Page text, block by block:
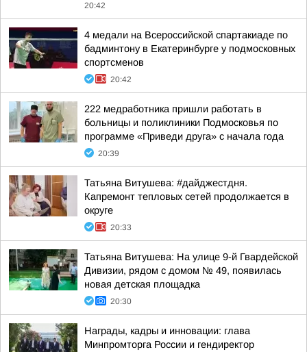
20:42
4 медали на Всероссийской спартакиаде по
бадминтону в Екатеринбурге у подмосковных
спортсменов
20:42
222 медработника пришли работать в
больницы и поликлиники Подмосковья по
программе «Приведи друга» с начала года
20:39
Татьяна Витушева: #дайджестдня.
Капремонт тепловых сетей продолжается в
округе
20:33
Татьяна Витушева: На улице 9-й Гвардейской
Дивизии, рядом с домом № 49, появилась
новая детская площадка
20:30
Награды, кадры и инновации: глава
Минпромторга России и гендиректор